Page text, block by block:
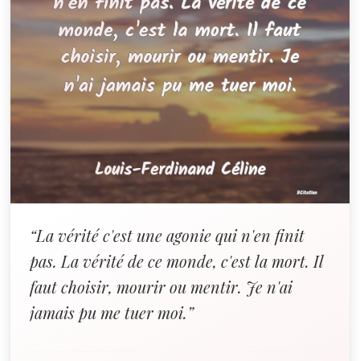
“La vérité c'est une agonie qui n'en finit
pas. La vérité de ce monde, c'est la mort. Il
faut choisir, mourir ou mentir. Je n'ai
jamais pu me tuer moi.”